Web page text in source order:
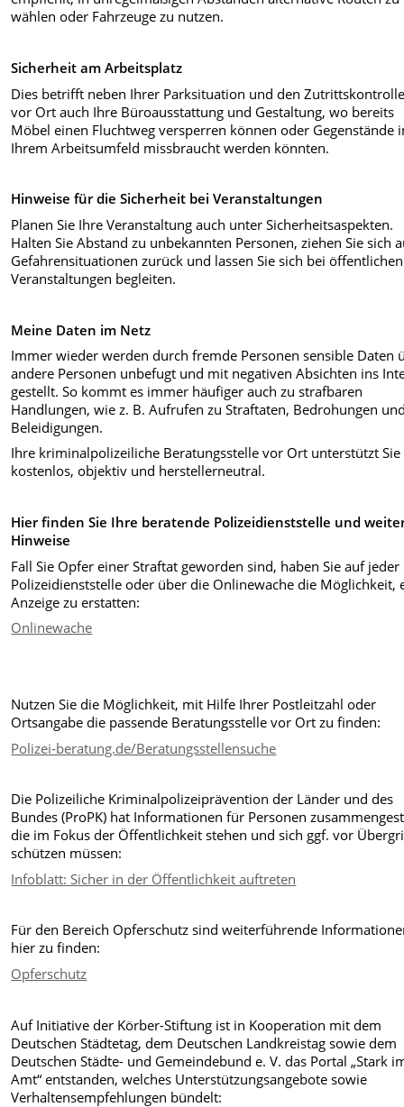
wählen oder Fahrzeuge zu nutzen.
Sicherheit am Arbeitsplatz
Dies betrifft neben Ihrer Parksituation und den
vor Ort auch Ihre Büroausstattung und Gestaltung, wo bereits
Möbel einen Fluchtweg versperren können oder Gegenstände
Ihrem Arbeitsumfeld missbraucht werden könnten.
Hinweise für die Sicherheit bei Veranstaltungen
Planen Sie Ihre Veranstaltung auch unter Sicherheitsaspekten.
Halten Sie Abstand zu unbekannten Personen, ziehen Sie sich
Gefahrensituationen zurück und lassen Sie sich bei öffentlichen
Veranstaltungen begleiten.
Meine Daten im Netz
Immer wieder werden durch fremde Personen sensible Daten
andere Personen unbefugt und mit negativen Absichten ins
gestellt. So kommt es immer häufiger auch zu strafbaren
Handlungen, wie z. B. Aufrufen zu Straftaten, Bedrohungen
Beleidigungen.
Ihre kriminalpolizeiliche Beratungsstelle vor Ort unterstützt Sie
kostenlos, objektiv und herstellerneutral.
Hier finden Sie Ihre beratende Polizeidienststelle und
Hinweise
Fall Sie Opfer einer Straftat geworden sind, haben Sie auf jeder
Polizeidienststelle oder über die Onlinewache die Möglichkeit,
Anzeige zu erstatten:
Onlinewache
Nutzen Sie die Möglichkeit, mit Hilfe Ihrer Postleitzahl oder
Ortsangabe die passende Beratungsstelle vor Ort zu finden:
Polizei-beratung.de/Beratungsstellensuche
Die Polizeiliche Kriminalpolizeiprävention der Länder und des
Bundes (ProPK) hat Informationen für Personen
die im Fokus der Öffentlichkeit stehen und sich ggf. vor
schützen müssen:
Infoblatt: Sicher in der Öffentlichkeit auftreten
Für den Bereich Opferschutz sind weiterführende
hier zu finden:
Opferschutz
Auf Initiative der Körber-Stiftung ist in Kooperation mit dem
Deutschen Städtetag, dem Deutschen Landkreistag sowie dem
Deutschen Städte- und Gemeindebund e. V. das Portal „Stark
Amt“ entstanden, welches Unterstützungsangebote sowie
Verhaltensempfehlungen bündelt: